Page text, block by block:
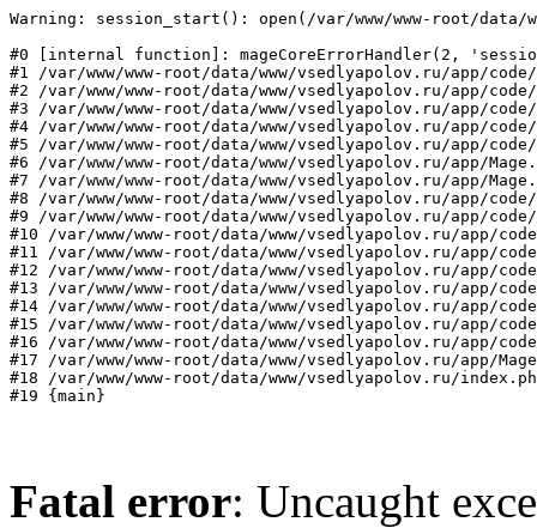
Warning: session_start(): open(/var/www/www-root/
#0 [internal function]: mageCoreErrorHandler(2,
#1 /var/www/www-root/data/www/vsedlyapolov.ru/app/
#2 /var/www/www-root/data/www/vsedlyapolov.ru/app/
#3 /var/www/www-root/data/www/vsedlyapolov.ru/app/
#4 /var/www/www-root/data/www/vsedlyapolov.ru/app/
#5 /var/www/www-root/data/www/vsedlyapolov.ru/app/
#6 /var/www/www-root/data/www/vsedlyapolov.ru/app/
#7 /var/www/www-root/data/www/vsedlyapolov.ru/app/
#8 /var/www/www-root/data/www/vsedlyapolov.ru/app/
#9 /var/www/www-root/data/www/vsedlyapolov.ru/app/
#10 /var/www/www-root/data/www/vsedlyapolov.ru/app/
#11 /var/www/www-root/data/www/vsedlyapolov.ru/app/
#12 /var/www/www-root/data/www/vsedlyapolov.ru/app/
#13 /var/www/www-root/data/www/vsedlyapolov.ru/app/
#14 /var/www/www-root/data/www/vsedlyapolov.ru/app/
#15 /var/www/www-root/data/www/vsedlyapolov.ru/app/
#16 /var/www/www-root/data/www/vsedlyapolov.ru/app/
#17 /var/www/www-root/data/www/vsedlyapolov.ru/app/
#18 /var/www/www-root/data/www/vsedlyapolov.ru/
#19 {main}
Fatal error: Uncaught